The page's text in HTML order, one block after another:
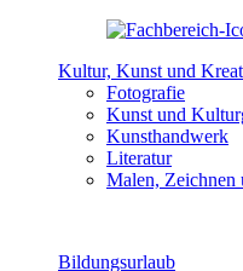
Kultur, Kunst und
Fotografie
Kunst und
Kunsthandwerk
Literatur
Malen, Zeichnen
Bildungsurlaub